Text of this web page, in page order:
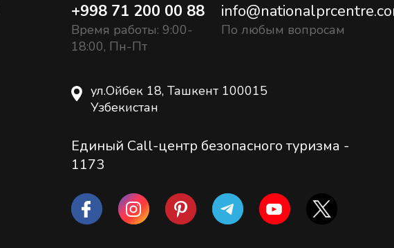
+998 71 200 00 88
Время работы: 9:00-
18:00, Пн-Пт
По любым вопросам
ул.Ойбек 18, Ташкент 100015
Узбекистан
Единый Call-центр безопасного туризма -
1173